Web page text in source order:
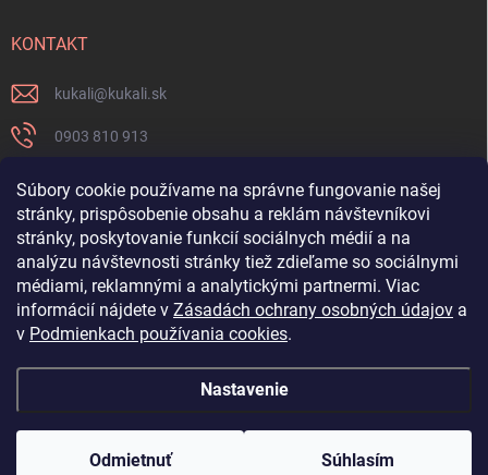
Súbory cookie používame na správne fungovanie našej
stránky, prispôsobenie obsahu a reklám návštevníkovi
stránky, poskytovanie funkcií sociálnych médií a na
analýzu návštevnosti stránky tiež zdieľame so sociálnymi
médiami, reklamnými a analytickými partnermi. Viac
informácií nájdete v Zásadách ochrany osobných údajov a
v Podmienkach používania cookies.
Nastavenie
Odmietnuť Súhlasím
KONTAKT
kukali@kukali.sk
0903 810 913
Nenechajte si ujsť novinky a sledujte nás na FB
kukalishop
Copyright 2026www.kukali.sk. Všetky práva vyhradené.Upraviť nastavenie